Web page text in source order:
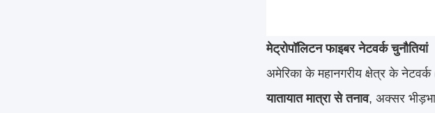
मेट्रोपॉलिटन फाइबर नेटवर्क चुनौतियां
अमेरिका के महानगरीय क्षेत्र के
यातायात मात्रा से तनाव, अक्सर